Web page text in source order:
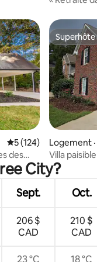
Note moyenne de 5
5 (124)
des
Superhôte
Superhôte
Logement
Villa
City?
Sept. Oct.
206 $
CAD
210 $
CAD
23 °C 18 °C